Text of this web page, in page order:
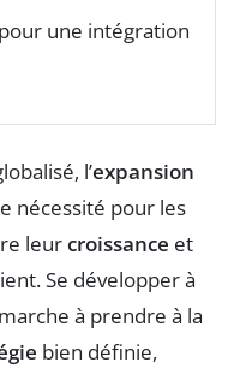
une intégration
l’expansion
nécessité pour les
leurcroissance et
Se développer à
à prendre à la
bien définie,